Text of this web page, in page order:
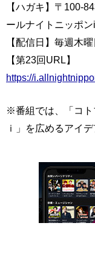
【ハガキ】〒100-
ールナイトニッポ
【配信日】毎週木曜
【第23回URL】
https://
※番組では、「コト
ｉ」を広めるアイデ